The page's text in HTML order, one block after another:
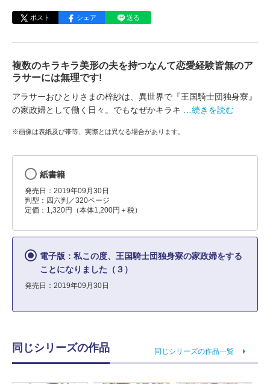
ポスト シェア 送る
複数のキラキラ美形の夫を持つなんて恋愛経験皆無のア
ラサーには無理です!
アラサーおひとりさまの梓紗は、異世界で『王国騎士団独身寮』
の家政婦として働く日々。でもなぜかキラキ
…続きを読む
※画像は表紙及び帯等、実際とは異なる場合があります。
紙書籍
発売日：2019年09月30日
判型：四六判／320ページ
定価：1,320円（本体1,200円＋税）
電子版：私この度、王国騎士団独身寮の家政婦をする
ことになりました（３）
発売日：2019年09月30日
同じシリーズの作品 同じシリーズの作品一覧